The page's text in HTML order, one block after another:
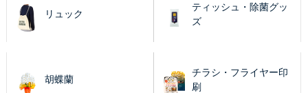
リュック
ティッシュ・除菌グッ
ズ
胡蝶蘭
チラシ・フライヤー印
刷